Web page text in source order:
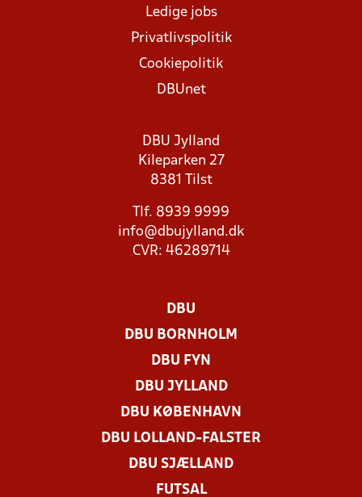
Ledige jobs
Privatlivspolitik
Cookiepolitik
DBUnet
DBU Jylland
Kileparken 27
8381 Tilst
Tlf. 8939 9999
info@dbujylland.dk
CVR: 46289714
DBU
DBU BORNHOLM
DBU FYN
DBU JYLLAND
DBU KØBENHAVN
DBU LOLLAND-FALSTER
DBU SJÆLLAND
FUTSAL